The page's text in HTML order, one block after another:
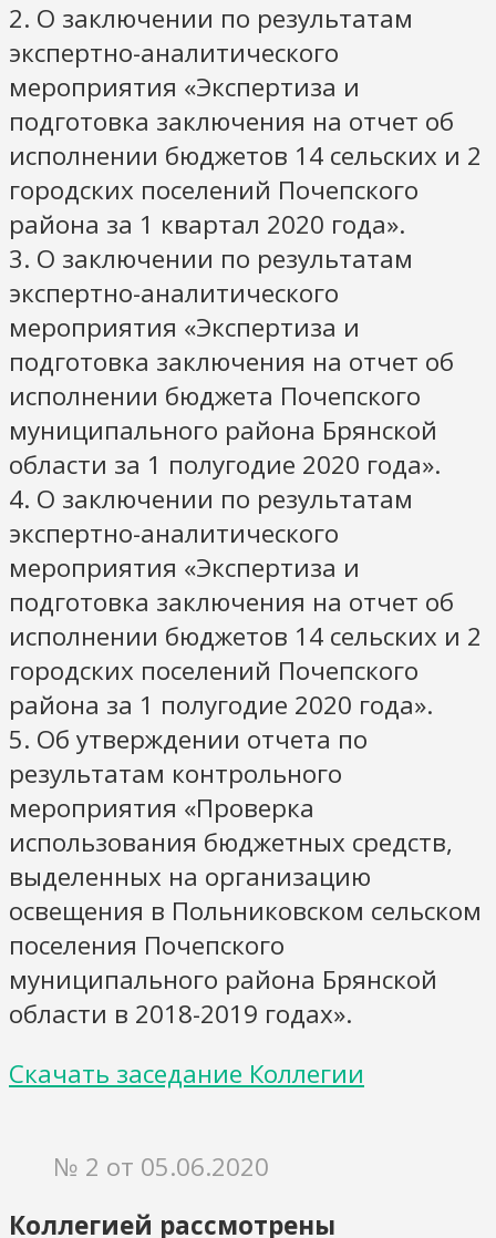
2. О заключении по результатам
экспертно-аналитического
мероприятия «Экспертиза и
подготовка заключения на отчет об
исполнении бюджетов 14 сельских и 2
городских поселений Почепского
района за 1 квартал 2020 года».
3. О заключении по результатам
экспертно-аналитического
мероприятия «Экспертиза и
подготовка заключения на отчет об
исполнении бюджета Почепского
муниципального района Брянской
области за 1 полугодие 2020 года».
4. О заключении по результатам
экспертно-аналитического
мероприятия «Экспертиза и
подготовка заключения на отчет об
исполнении бюджетов 14 сельских и 2
городских поселений Почепского
района за 1 полугодие 2020 года».
5. Об утверждении отчета по
результатам контрольного
мероприятия «Проверка
использования бюджетных средств,
выделенных на организацию
освещения в Польниковском сельском
поселения Почепского
муниципального района Брянской
области в 2018-2019 годах».
Скачать заседание Коллегии
№ 2 от 05.06.2020
Коллегией рассмотрены